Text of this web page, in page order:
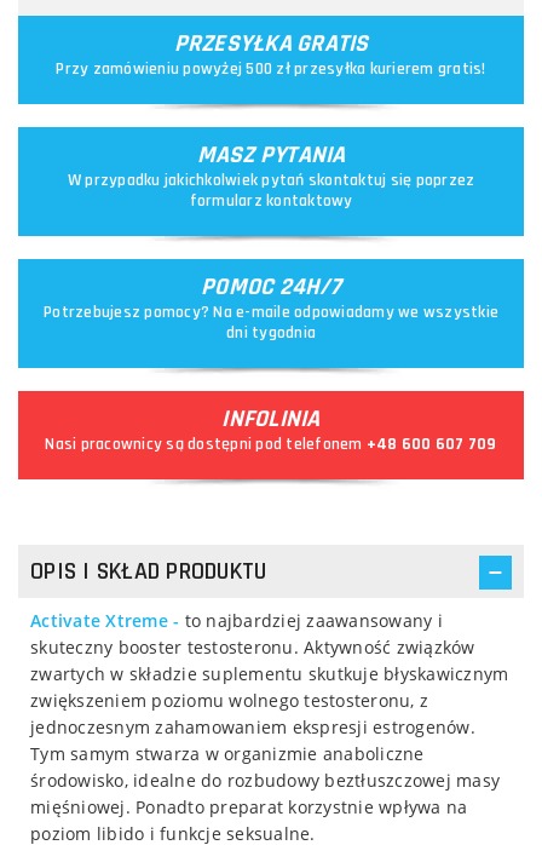
PRZESYŁKA GRATIS
Przy zamówieniu powyżej 500 zł przesyłka kurierem gratis!
MASZ PYTANIA
W przypadku jakichkolwiek pytań skontaktuj się poprzez
formularz kontaktowy
POMOC 24H/7
Potrzebujesz pomocy? Na e-maile odpowiadamy we wszystkie
dni tygodnia
INFOLINIA
Nasi pracownicy są dostępni pod telefonem +48 600 607 709
OPIS I SKŁAD PRODUKTU
Activate Xtreme - to najbardziej zaawansowany i
skuteczny booster testosteronu. Aktywność związków
zwartych w składzie suplementu skutkuje błyskawicznym
zwiększeniem poziomu wolnego testosteronu, z
jednoczesnym zahamowaniem ekspresji estrogenów.
Tym samym stwarza w organizmie anaboliczne
środowisko, idealne do rozbudowy beztłuszczowej masy
mięśniowej. Ponadto preparat korzystnie wpływa na
poziom libido i funkcje seksualne.